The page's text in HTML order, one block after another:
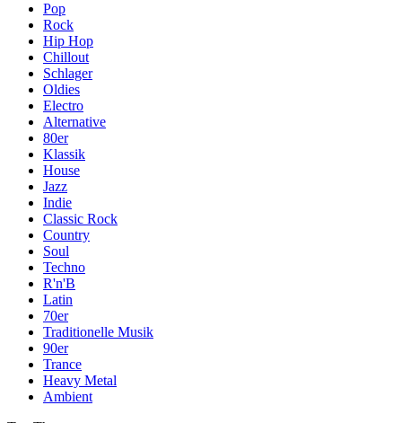
Pop
Rock
Hip Hop
Chillout
Schlager
Oldies
Electro
Alternative
80er
Klassik
House
Jazz
Indie
Classic Rock
Country
Soul
Techno
R'n'B
Latin
70er
Traditionelle Musik
90er
Trance
Heavy Metal
Ambient